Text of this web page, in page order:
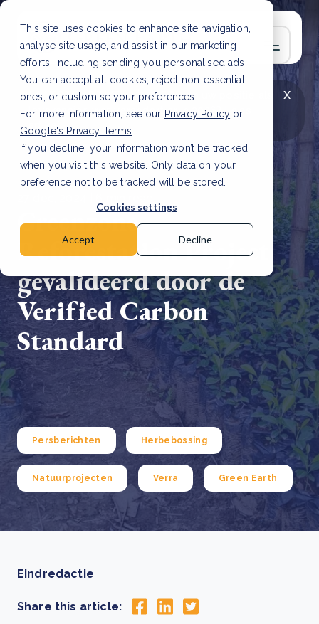
This site uses cookies to enhance site navigation,
analyse site usage, and assist in our marketing
efforts, including sending you personalised ads.
You can accept all cookies, reject non-essential
ones, or customise your preferences.
For more information, see our Privacy Policy or
Google's Privacy Terms
If you decline, your information won’t be tracked
when you visit this website. Only data on your
preference not to be tracked will be stored.
Cookies settings
Accept Decline
x
LAATSTE ARTIKEL
CSRD en uw positie als
leverancier: wat verandert er in 2026?Lees
artikel
Greenzone
Reforestation Project
gevalideerd door de
Verified Carbon
Standard
Persberichten Herbebossing
Natuurprojecten Verra Green Earth
Eindredactie
Share this article: